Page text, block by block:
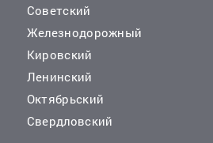
Советский
Железнодорожный
Кировский
Ленинский
Октябрьский
Свердловский